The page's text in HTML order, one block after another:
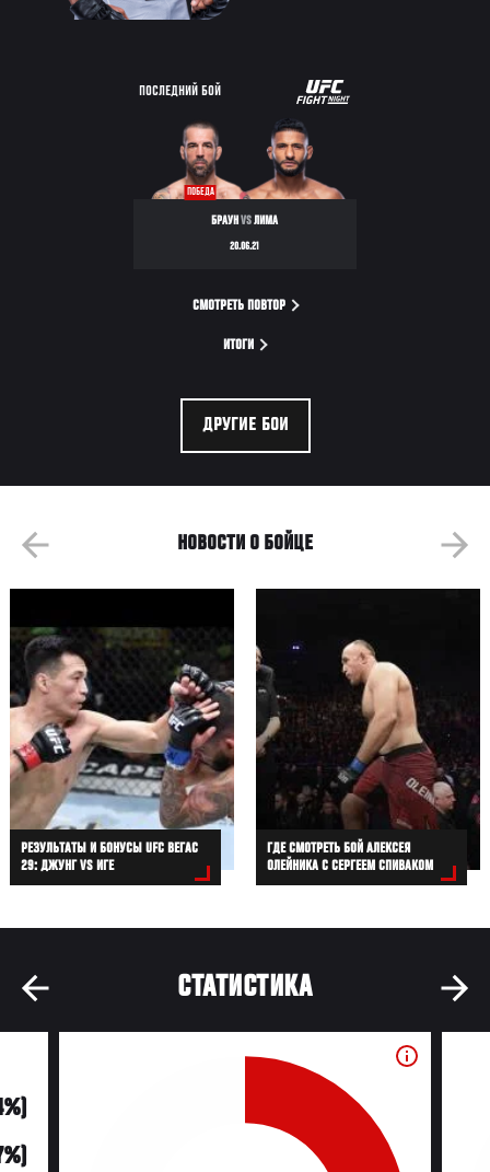
ПОСЛЕДНИЙ БОЙ
UFC
FIGHT
NIGHT
ПОБЕДА
БРАУНVSЛИМА
20.06.21
СМОТРЕТЬ ПОВТОР
ИТОГИ
ДРУГИЕ БОИ
НОВОСТИ О БОЙЦЕ
РЕЗУЛЬТАТЫ И БОНУСЫ UFC ВЕГАС
29: ДЖУНГ VS ИГЕ
ГДЕ СМОТРЕТЬ БОЙ АЛЕКСЕЯ
ОЛЕЙНИКА С СЕРГЕЕМ СПИВАКОМ
СТАТИСТИКА